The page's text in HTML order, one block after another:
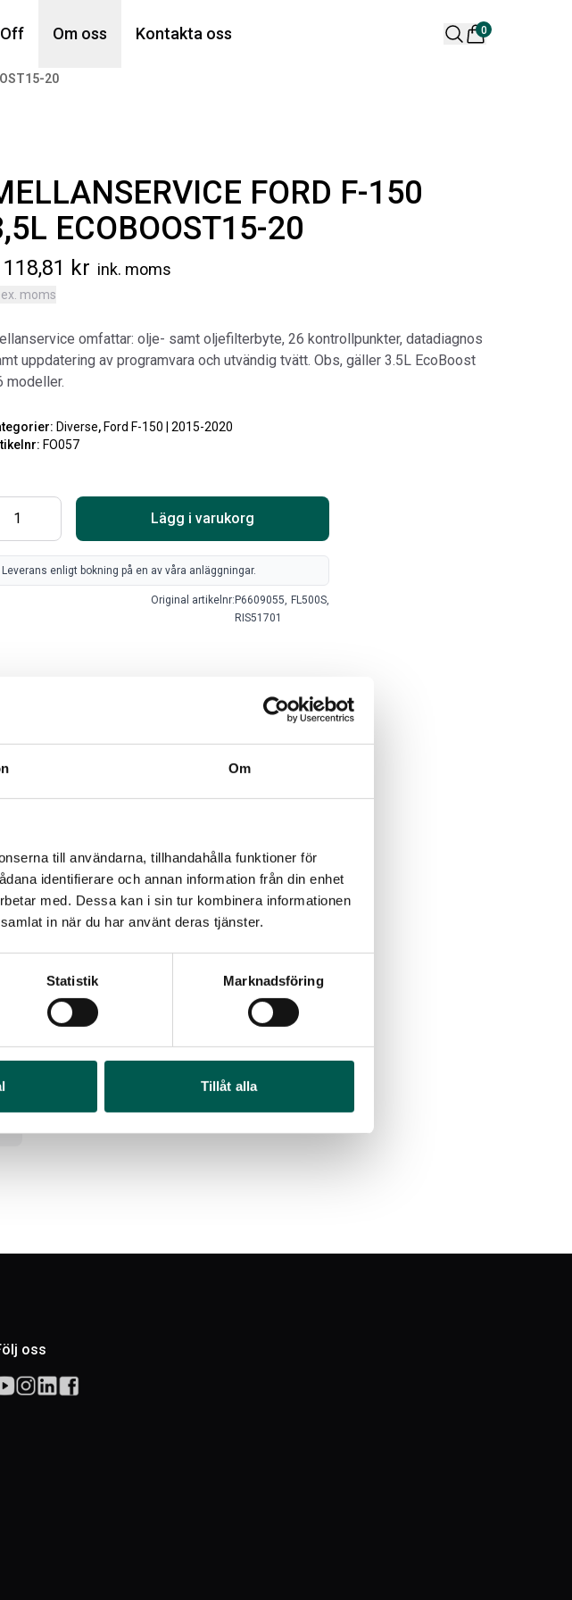
Om
till användarna, tillhandahålla funktioner för
identifierare och annan information från din enhet
med. Dessa kan i sin tur kombinera informationen
in när du har använt deras tjänster.
Statistik Marknadsföring
Tillåt alla
Om oss Kontakta oss 0
Din varukorg är tom
Artikelnr:RA0261
5 665kr
CREWCAB
Artikelnr:RA0004
Välj alternativ
FRAM OCH BAK CREWCAB
4 610kr
20
FORD F-150
ECOBOOST15-20
kr ink. moms
ex. moms
omfattar: olje- samt oljefilterbyte, 26 kontrollpunkter, datadiagnos
uppdatering av programvara och utvändig tvätt. Obs, gäller 3.5L EcoBoost
modeller.
Diverse, Ford F-150 | 2015-2020
FO057
Lägg i varukorg
Leverans enligt bokning på en av våra anläggningar.
Original artikelnr: P6609055, FL500S,
RIS51701
oss